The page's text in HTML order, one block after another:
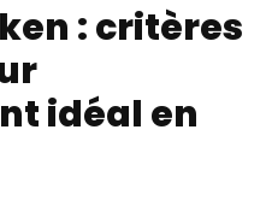
: critères
idéal en